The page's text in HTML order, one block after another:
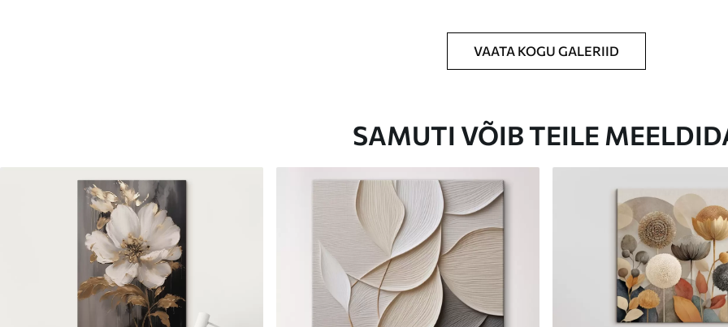
VAATA KOGU GALERIID
SAMUTI VÕIB TEILE